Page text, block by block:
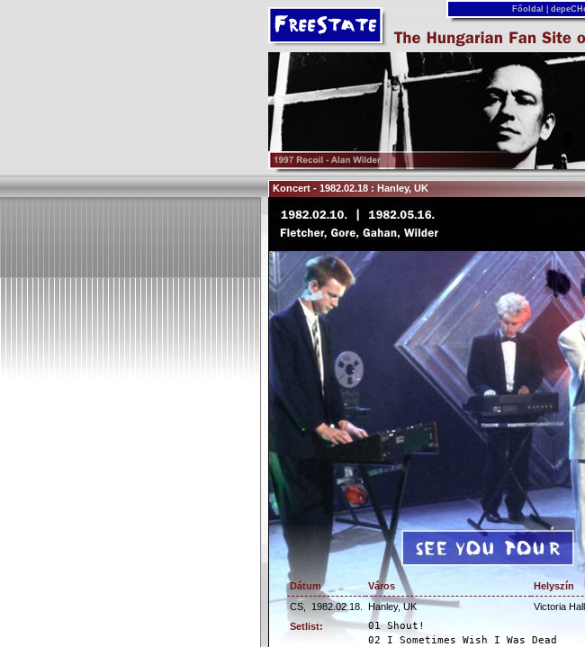
Főoldal
Koncert - 1982.02.18 : Hanley, UK
Dátum Város
Helyszín
CS,
1982.02.18. Hanley, UK
Victoria Hall
Setlist:
01 Shout!
02 I Sometimes Wish I Was Dead